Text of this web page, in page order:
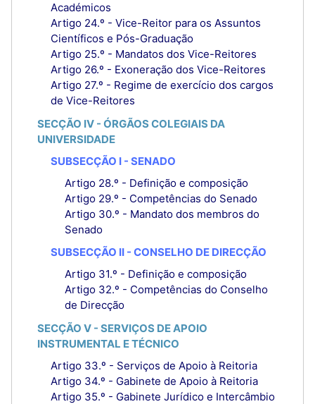
Académicos
Artigo 24.º - Vice-Reitor para os Assuntos
Científicos e Pós-Graduação
Artigo 25.º - Mandatos dos Vice-Reitores
Artigo 26.º - Exoneração dos Vice-Reitores
Artigo 27.º - Regime de exercício dos cargos
de Vice-Reitores
SECÇÃO IV - ÓRGÃOS COLEGIAIS DA
UNIVERSIDADE
SUBSECÇÃO I - SENADO
Artigo 28.º - Definição e composição
Artigo 29.º - Competências do Senado
Artigo 30.º - Mandato dos membros do
Senado
SUBSECÇÃO II - CONSELHO DE DIRECÇÃO
Artigo 31.º - Definição e composição
Artigo 32.º - Competências do Conselho
de Direcção
SECÇÃO V - SERVIÇOS DE APOIO
INSTRUMENTAL E TÉCNICO
Artigo 33.º - Serviços de Apoio à Reitoria
Artigo 34.º - Gabinete de Apoio à Reitoria
Artigo 35.º - Gabinete Jurídico e Intercâmbio